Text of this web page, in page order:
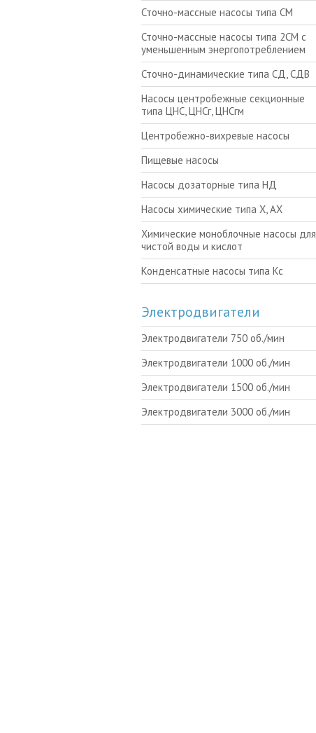
Сточно-массные насосы типа СМ
Сточно-массные насосы типа 2СМ с
уменьшенным энергопотреблением
Сточно-динамические типа СД, СДВ
Насосы центробежные секционные
типа ЦНС, ЦНСг, ЦНСгм
Центробежно-вихревые насосы
Пищевые насосы
Насосы дозаторные типа НД
Насосы химические типа Х, АХ
Химические моноблочные насосы для
чистой воды и кислот
Конденсатные насосы типа Кс
Электродвигатели
Электродвигатели 750 об./мин
Электродвигатели 1000 об./мин
Электродвигатели 1500 об./мин
Электродвигатели 3000 об./мин